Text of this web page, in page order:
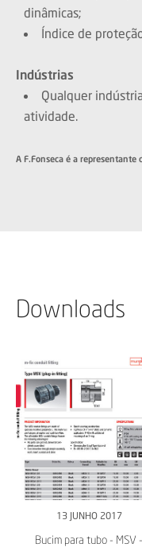
dinâmicas;
Índice de
Indústrias
Qualquer
atividade.
A F.Fonseca é a representante
Downloads
13 JUNHO 2017
Bucim para tubo - MSV -